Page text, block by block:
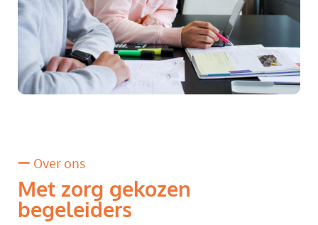
Over ons
Met zorg gekozen
begeleiders